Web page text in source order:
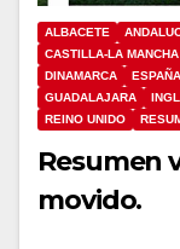
ALBACETE
CASTILLA-LA MANCHA
DINAMARCA
ESPAÑA
GUADALAJARA
REINO UNIDO
Resumen
movido.